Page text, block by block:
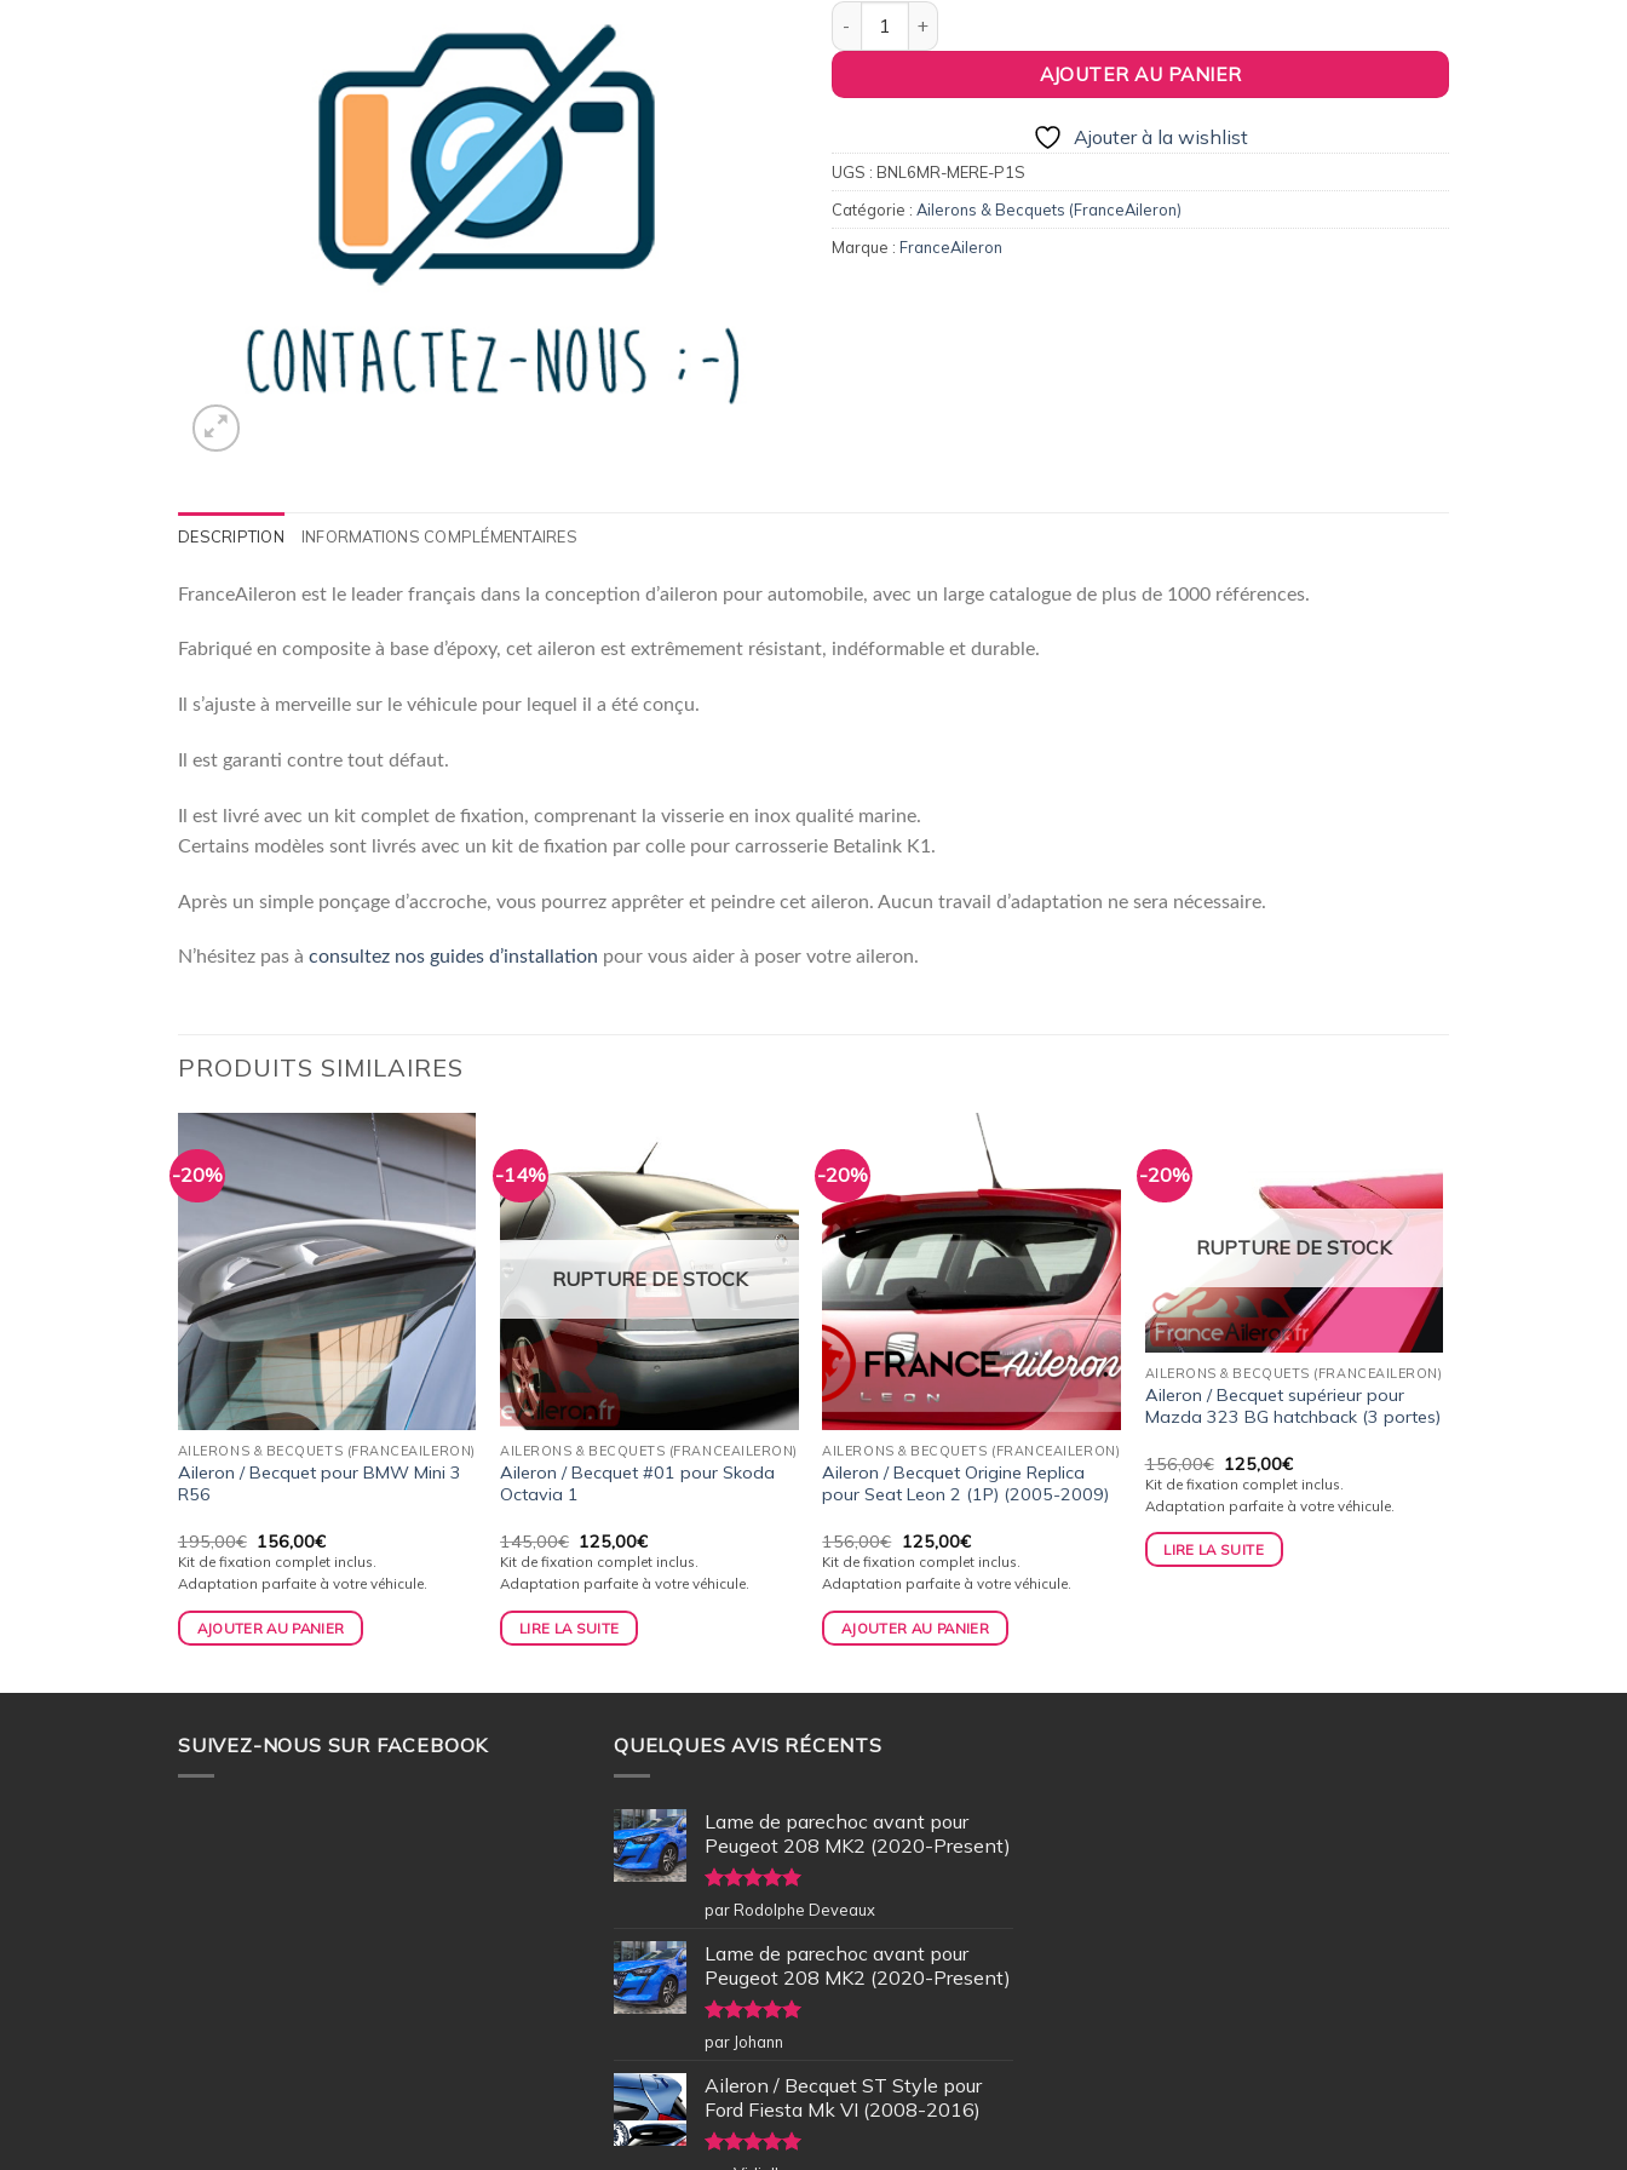
quantité de Aileron / Becquet Origine Replica pour Renault Megane 1 Coupé (1996 à 2003)
AJOUTER AU PANIER
Ajouter à la wishlist
UGS : BNL6MR-MERE-P1S
Catégorie : Ailerons & Becquets (FranceAileron)
Marque : FranceAileron
DESCRIPTION INFORMATIONS COMPLÉMENTAIRES
FranceAileron est le leader français dans la conception d’aileron pour automobile, avec un large catalogue de plus de 1000 références.
Fabriqué en composite à base d’époxy, cet aileron est extrêmement résistant, indéformable et durable.
Il s’ajuste à merveille sur le véhicule pour lequel il a été conçu.
Il est garanti contre tout défaut.
Il est livré avec un kit complet de fixation, comprenant la visserie en inox qualité marine.
Certains modèles sont livrés avec un kit de fixation par colle pour carrosserie Betalink K1.
Après un simple ponçage d’accroche, vous pourrez apprêter et peindre cet aileron. Aucun travail d’adaptation ne sera nécessaire.
N’hésitez pas à consultez nos guides d’installation pour vous aider à poser votre aileron.
PRODUITS SIMILAIRES
-20%
Ajouter
AILERONS & BECQUETS (FRANCEAILERON)
Aileron / Becquet pour BMW Mini 3
R56
195,00€ Le
prix
initial
était :
195,00€.
156,00€Le
prix
actuel
est :
156,00€.
Kit de fixation complet inclus.
Adaptation parfaite à votre véhicule.
AJOUTER AU PANIER
-14%
à la
wishlist
RUPTURE DE STOCK
AILERONS & BECQUETS (FRANCEAILERON)
Aileron / Becquet #01 pour Skoda
Octavia 1
145,00€ Le
prix
initial
était :
145,00€.
125,00€Le
prix
actuel
est :
Kit de fixation complet inclus.
Adaptation parfaite à votre véhicule.
LIRE LA SUITE
-20%
à la
wishlist
AILERONS & BECQUETS (FRANCEAILERON)
Aileron / Becquet Origine Replica
pour Seat Leon 2 (1P) (2005-2009)
156,00€ Le
prix
initial
était :
156,00€.
125,00€Le
prix
actuel
est :
125,00€.
Kit de fixation complet inclus.
Adaptation parfaite à votre véhicule.
AJOUTER AU PANIER
-20%
Ajouter
à la
wishlist
RUPTURE DE STOCK
AILERONS & BECQUETS (FRANCEAILERON)
Aileron / Becquet supérieur pour
Mazda 323 BG hatchback (3 portes)
156,00€ Le
prix
initial
était :
156,00€.
125,00€Le
prix
actuel
est :
Kit de fixation complet inclus.
Adaptation parfaite à votre véhicule.
LIRE LA SUITE
SUIVEZ-NOUS SUR FACEBOOK QUELQUES AVIS RÉCENTS
Lame de parechoc avant pour
Peugeot 208 MK2 (2020-Present)
Note5sur
5
par Rodolphe Deveaux
Lame de parechoc avant pour
Peugeot 208 MK2 (2020-Present)
Note5sur
5
par Johann
Aileron / Becquet ST Style pour
Ford Fiesta Mk VI (2008-2016)